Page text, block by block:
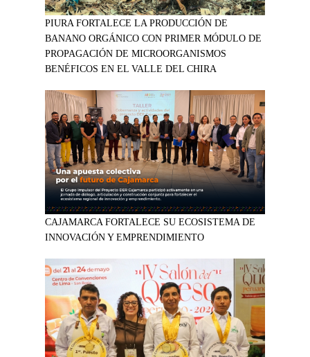
PIURA FORTALECE LA PRODUCCIÓN DE
BANANO ORGÁNICO CON PRIMER MÓDULO DE
PROPAGACIÓN DE MICROORGANISMOS
BENÉFICOS EN EL VALLE DEL CHIRA
CAJAMARCA FORTALECE SU ECOSISTEMA DE
INNOVACIÓN Y EMPRENDIMIENTO